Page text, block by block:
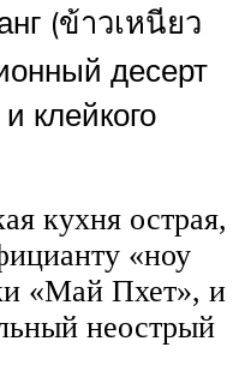
(ข้าวเหนียว
десерт
клейкого
кухня острая,
«ноу
«Май Пхет», и
неострый